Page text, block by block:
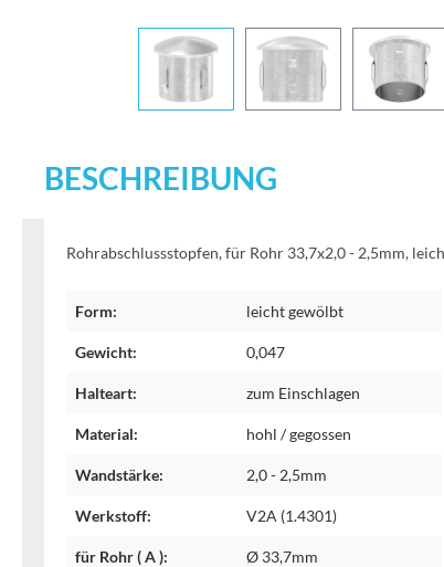
BESCHREIBUNG
Rohrabschlussstopfen, für Rohr 33,7x2,0 - 2,5mm,
Form: leicht gewölbt
Gewicht: 0,047
Halteart: zum Einschlagen
Material: hohl / gegossen
Wandstärke: 2,0 - 2,5mm
Werkstoff: V2A (1.4301)
für Rohr ( A ): Ø 33,7mm